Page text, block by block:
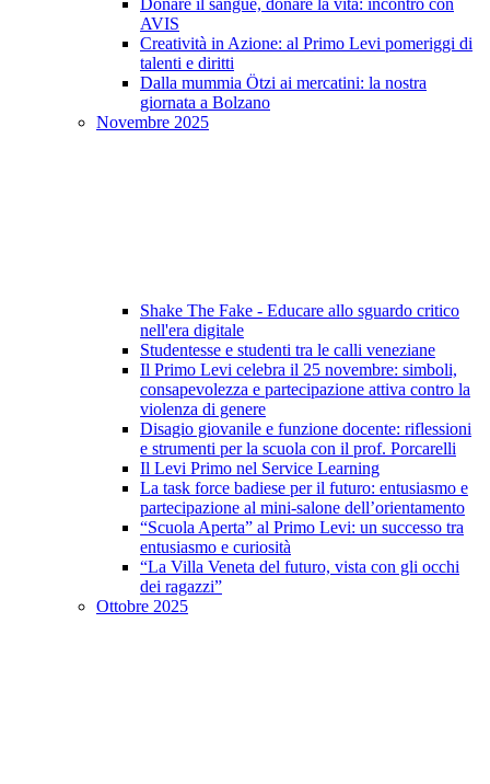
Donare il sangue, donare la vita: incontro con
AVIS
Creatività in Azione: al Primo Levi pomeriggi di
talenti e diritti
Dalla mummia Ötzi ai mercatini: la nostra
giornata a Bolzano
Novembre 2025
Shake The Fake - Educare allo sguardo critico
nell'era digitale
Studentesse e studenti tra le calli veneziane
Il Primo Levi celebra il 25 novembre: simboli,
consapevolezza e partecipazione attiva contro la
violenza di genere
Disagio giovanile e funzione docente: riflessioni
e strumenti per la scuola con il prof. Porcarelli
Il Levi Primo nel Service Learning
La task force badiese per il futuro: entusiasmo e
partecipazione al mini-salone dell’orientamento
“Scuola Aperta” al Primo Levi: un successo tra
entusiasmo e curiosità
“La Villa Veneta del futuro, vista con gli occhi
dei ragazzi”
Ottobre 2025